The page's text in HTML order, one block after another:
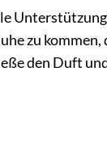
zu kommen,
den Duft